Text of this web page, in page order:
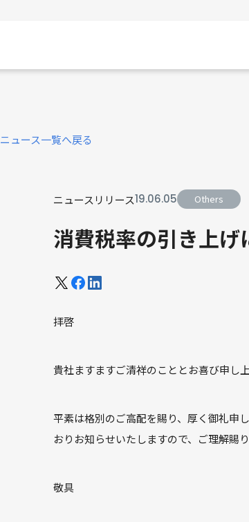
ニュース一覧へ戻る
ニュースリリース19.06.05 Others
消費税率の引き上
拝啓
貴社ますますご清祥のこととお喜び申し上
平素は格別のご高配を賜り、厚く御礼申
おりお知らせいたしますので、ご理解賜
敬具